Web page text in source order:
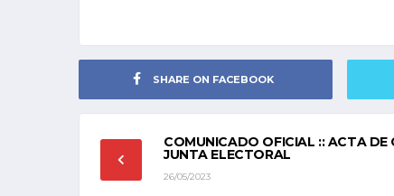
SHARE ON FACEBOOK
COMUNICADO OFICIAL :: ACTA
JUNTA ELECTORAL
26/05/2023